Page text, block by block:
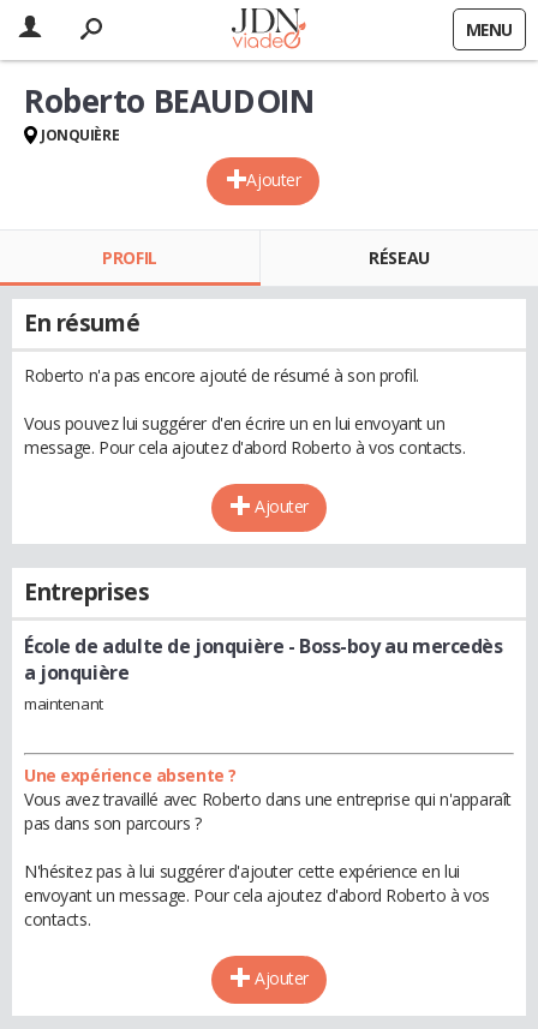
MENU
Ajouter
Roberto BEAUDOIN
JONQUIÈRE
PROFIL RÉSEAU
En résumé
Roberto n'a pas encore ajouté de résumé à son profil.
Vous pouvez lui suggérer d'en écrire un en lui envoyant un
message. Pour cela ajoutez d'abord Roberto à vos contacts.
Ajouter
Entreprises
École de adulte de jonquière - Boss-boy au mercedès
a jonquière
maintenant
Une expérience absente ?
Vous avez travaillé avec Roberto dans une entreprise qui n'apparaît
pas dans son parcours ?
N'hésitez pas à lui suggérer d'ajouter cette expérience en lui
envoyant un message. Pour cela ajoutez d'abord Roberto à vos
contacts.
Ajouter